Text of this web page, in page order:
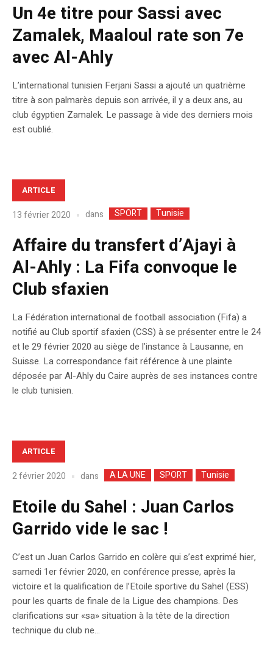
Un 4e titre pour Sassi avec
Zamalek, Maaloul rate son 7e
avec Al-Ahly
L’international tunisien Ferjani Sassi a ajouté un quatrième
titre à son palmarès depuis son arrivée, il y a deux ans, au
club égyptien Zamalek. Le passage à vide des derniers mois
est oublié.
ARTICLE
13 février 2020 dans SPORT Tunisie
Affaire du transfert d’Ajayi à
Al-Ahly : La Fifa convoque le
Club sfaxien
La Fédération international de football association (Fifa) a
notifié au Club sportif sfaxien (CSS) à se présenter entre le 24
et le 29 février 2020 au siège de l’instance à Lausanne, en
Suisse. La correspondance fait référence à une plainte
déposée par Al-Ahly du Caire auprès de ses instances contre
le club tunisien.
ARTICLE
2 février 2020 dans A LA UNE SPORT Tunisie
Etoile du Sahel : Juan Carlos
Garrido vide le sac !
C’est un Juan Carlos Garrido en colère qui s’est exprimé hier,
samedi 1er février 2020, en conférence presse, après la
victoire et la qualification de l’Etoile sportive du Sahel (ESS)
pour les quarts de finale de la Ligue des champions. Des
clarifications sur «sa» situation à la tête de la direction
technique du club ne...